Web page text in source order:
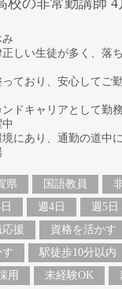
校の非常勤講師 4
み
正しい生徒が多く、落
っており、安心してご
ンドキャリアとして勤
境にあり、通勤の道中
県 国語教員
週4日
週5日
援
資格を活かす
駅徒歩10分以内
用
未経験OK